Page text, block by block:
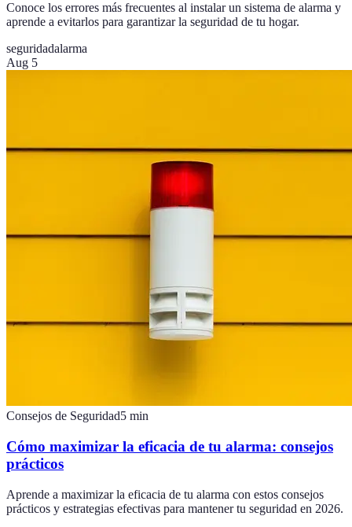
Conoce los errores más frecuentes al instalar un sistema de alarma y
aprende a evitarlos para garantizar la seguridad de tu hogar.
seguridadalarma
Aug 5
Consejos de Seguridad5 min
Cómo maximizar la eficacia de tu alarma: consejos
prácticos
Aprende a maximizar la eficacia de tu alarma con estos consejos
prácticos y estrategias efectivas para mantener tu seguridad en 2026.